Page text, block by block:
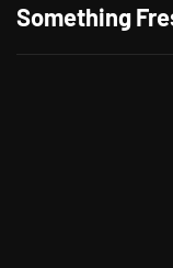
Something